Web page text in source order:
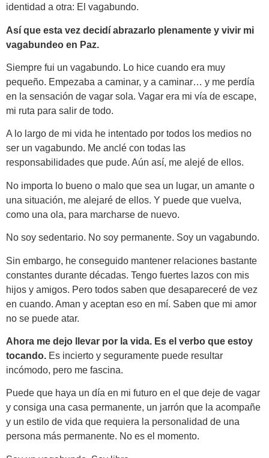
identidad a otra: El vagabundo.
Así que esta vez decidí abrazarlo plenamente y vivir mi
vagabundeo en Paz.
Siempre fui un vagabundo. Lo hice cuando era muy
pequeño. Empezaba a caminar, y a caminar… y me perdía
en la sensación de vagar sola. Vagar era mi vía de escape,
mi ruta para salir de todo.
A lo largo de mi vida he intentado por todos los medios no
ser un vagabundo. Me anclé con todas las
responsabilidades que pude. Aún así, me alejé de ellos.
No importa lo bueno o malo que sea un lugar, un amante o
una situación, me alejaré de ellos. Y puede que vuelva,
como una ola, para marcharse de nuevo.
No soy sedentario. No soy permanente. Soy un vagabundo.
Sin embargo, he conseguido mantener relaciones bastante
constantes durante décadas. Tengo fuertes lazos con mis
hijos y amigos. Pero todos saben que desapareceré de vez
en cuando. Aman y aceptan eso en mí. Saben que mi amor
no se puede atar.
Ahora me dejo llevar por la vida. Es el verbo que estoy
tocando. Es incierto y seguramente puede resultar
incómodo, pero me fascina.
Puede que haya un día en mi futuro en el que deje de vagar
y consiga una casa permanente, un jarrón que la acompañe
y un estilo de vida que requiera la personalidad de una
persona más permanente. No es el momento.